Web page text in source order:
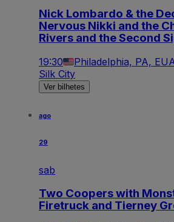
Nick Lombardo & the
Nervous Nikki and the
Rivers and the Second
19:30 Philadelphia, PA,
Silk City
Ver bilhetes
ago
29
sab
Two Coopers with
Firetruck and Tierney